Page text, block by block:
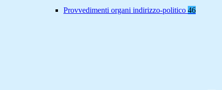
Provvedimenti organi indirizzo-politico 46